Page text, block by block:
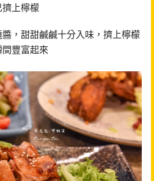
上檸檬
，甜甜鹹鹹十分入味，擠上檸檬
豐富起來